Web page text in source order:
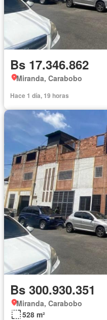
Bs 17.346.862
Miranda, Carabobo
Hace 1 día, 19 horas
Bs 300.930.351
Miranda, Carabobo
528 m²